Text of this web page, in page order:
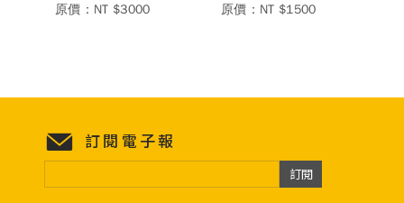
原價：NT $3000 原價：NT $1500
訂閱電子報
訂閱